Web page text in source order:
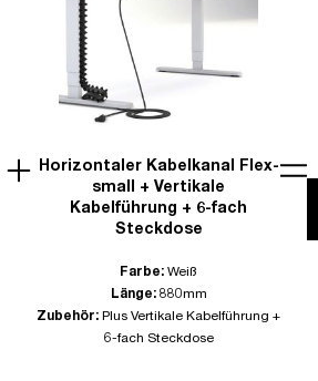
Horizontaler Kabelkanal Flex-
small + Vertikale
Kabelführung + 6-fach
Steckdose
Farbe: Weiß
Länge: 880mm
Zubehör: Plus Vertikale Kabelführung +
6-fach Steckdose